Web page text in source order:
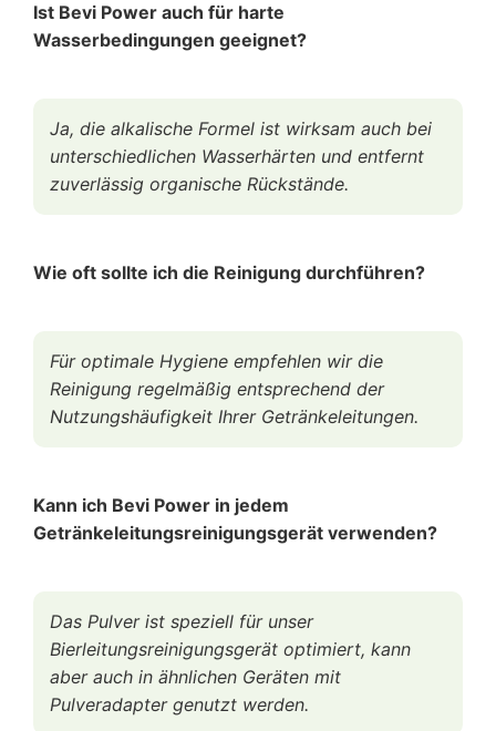
Ist Bevi Power auch für harte
Wasserbedingungen geeignet?
Ja, die alkalische Formel ist wirksam auch bei
unterschiedlichen Wasserhärten und entfernt
zuverlässig organische Rückstände.
Wie oft sollte ich die Reinigung durchführen?
Für optimale Hygiene empfehlen wir die
Reinigung regelmäßig entsprechend der
Nutzungshäufigkeit Ihrer Getränkeleitungen.
Kann ich Bevi Power in jedem
Getränkeleitungsreinigungsgerät verwenden?
Das Pulver ist speziell für unser
Bierleitungsreinigungsgerät optimiert, kann
aber auch in ähnlichen Geräten mit
Pulveradapter genutzt werden.